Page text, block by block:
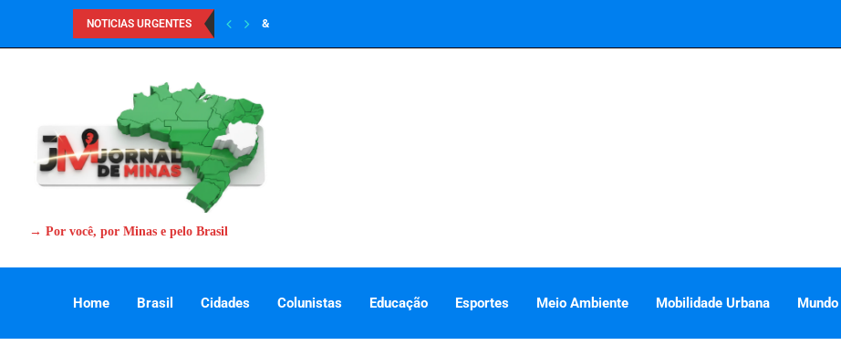
NOTICIAS URGENTES &
→ Por você, por Minas e pelo Brasil
Home Brasil Cidades Colunistas Educação Esportes Meio Ambiente Mobilidade Urbana Mundo